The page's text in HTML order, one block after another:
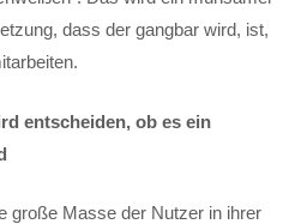
dass der gangbar wird, ist,
entscheiden, ob es ein
große Masse der Nutzer in ihrer